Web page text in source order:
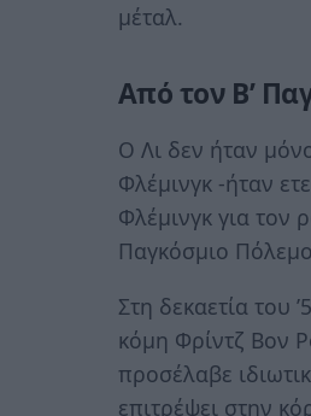
μέταλ.
Από τον Β’
Ο Λι δεν ήταν
Φλέμινγκ -ήταν
Φλέμινγκ για τον
Παγκόσμιο Πόλεμο
Στη δεκαετία του
κόμη Φρίντζ Βον
προσέλαβε
επιτρέψει στην